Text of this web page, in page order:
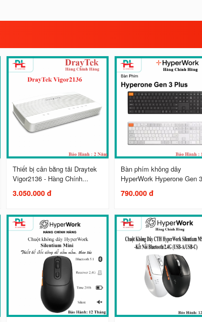
Thiết bị cân bằng tải Draytek
Vigor2136 - Hàng Chính...
3.050.000 đ
Bàn phím không dây
HyperWork Hyperone Gen
790.000 đ